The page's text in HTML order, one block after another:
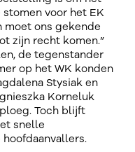
voor het EK
moet ons gekende
zijn recht komen.”
de tegenstander
op het WK konden
Stysiak en
Korneluk
Toch blijft
snelle